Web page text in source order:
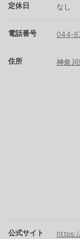
定休日 なし
電話番号 044-
住所 神奈
公式サイト